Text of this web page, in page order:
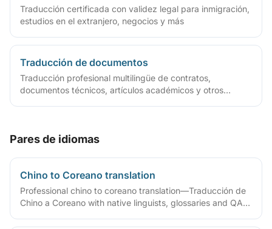
Traducción certificada con validez legal para inmigración,
estudios en el extranjero, negocios y más
Traducción de documentos
Traducción profesional multilingüe de contratos,
documentos técnicos, artículos académicos y otros
Pares de idiomas
Chino to Coreano translation
Professional chino to coreano translation—Traducción de
Chino a Coreano with native linguists, glossaries and QA